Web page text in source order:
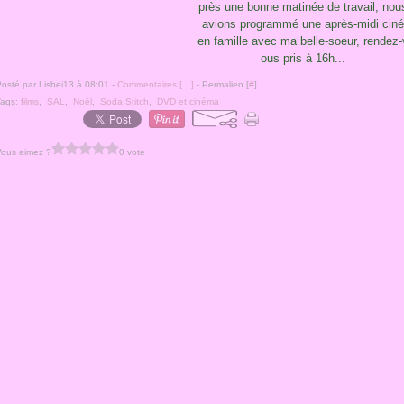
près une bonne matinée de travail,
avions programmé une après-midi ciné
en famille avec ma belle-soeur,
ous pris à 16h...
par Lisbei13 à 08:01 - Commentaires [ ] - Permalien [#]
films SAL Noël Soda Stitch DVD et cinéma
aimez ? 0 vote